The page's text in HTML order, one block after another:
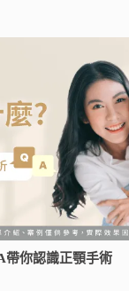
你認識正顎手術